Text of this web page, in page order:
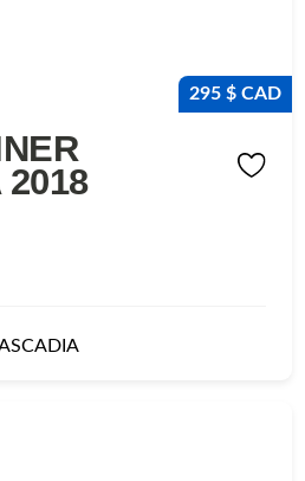
295 $ CAD